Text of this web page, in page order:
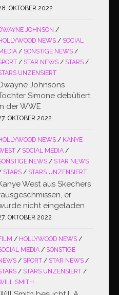
OKTOBER 2022
JOHNSON /
NEWS / SOCIAL
/ SONSTIGE NEWS /
/ STAR NEWS / STARS /
UNZENSIERT
Johnsons
Simone debütiert
der WWE
OKTOBER 2022
NEWS / KANYE
/ SOCIAL MEDIA /
NEWS / STAR NEWS
STARS / STARS UNZENSIERT
West aus Skechers
er
nicht eingeladen
OKTOBER 2022
/ HOLLYWOOD NEWS /
MEDIA / SONSTIGE
/ SPORT / STAR NEWS /
/ STARS UNZENSIERT /
SMITH